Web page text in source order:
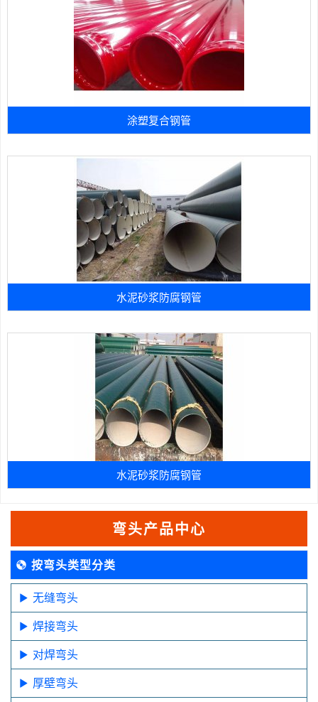
涂塑复合钢管
水泥砂浆防腐钢管
水泥砂浆防腐钢管
弯头产品中心
按弯头类型分类
无缝弯头
焊接弯头
对焊弯头
厚壁弯头